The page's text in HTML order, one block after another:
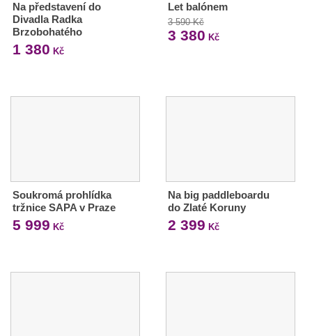
Na představení do
Divadla Radka
Brzobohatého
1 380 Kč
Let balónem
3 590 Kč
3 380 Kč
Soukromá prohlídka
tržnice SAPA v Praze
5 999 Kč
Na big paddleboardu
do Zlaté Koruny
2 399 Kč